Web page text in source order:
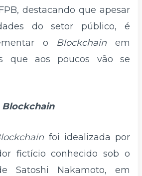
destacando que apesar
do setor público, é
o Blockchain em
que aos poucos vão se
Blockchain
foi idealizada por
fictício conhecido sob o
Satoshi Nakamoto, em